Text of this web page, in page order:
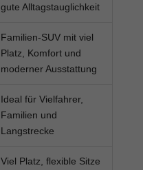
gute Alltagstauglichkeit
Familien-SUV mit viel
Platz, Komfort und
moderner Ausstattung
Ideal für Vielfahrer,
Familien und
Langstrecke
Viel Platz, flexible Sitze